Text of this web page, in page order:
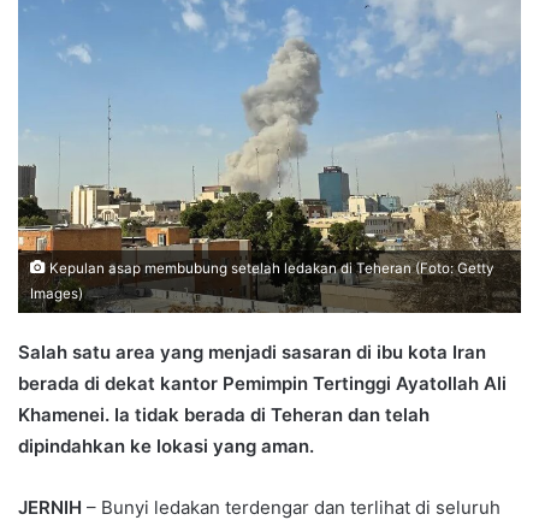
email
Kepulan asap membubung setelah ledakan di Teheran (Foto: Getty
Images)
Salah satu area yang menjadi sasaran di ibu kota Iran
berada di dekat kantor Pemimpin Tertinggi Ayatollah Ali
Khamenei. Ia tidak berada di Teheran dan telah
dipindahkan ke lokasi yang aman.
JERNIH – Bunyi ledakan terdengar dan terlihat di seluruh